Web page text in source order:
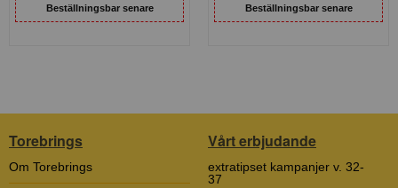
Beställningsbar senare Beställningsbar senare
Torebrings
Om Torebrings
Vårt erbjudande
extratipset kampanjer v. 32-
37